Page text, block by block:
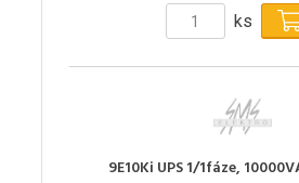
ks
9E10Ki UPS 1/1fáze,